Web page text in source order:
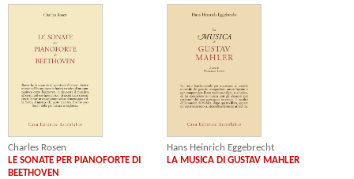
Charles Rosen
LE SONATE PER PIANOFORTE DI
BEETHOVEN
Hans Heinrich Eggebrecht
LA MUSICA DI GUSTAV MAHLER